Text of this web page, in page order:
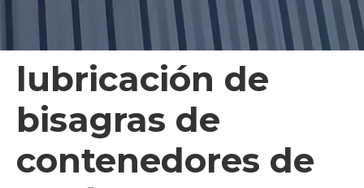
lubricación de
bisagras de
contenedores de